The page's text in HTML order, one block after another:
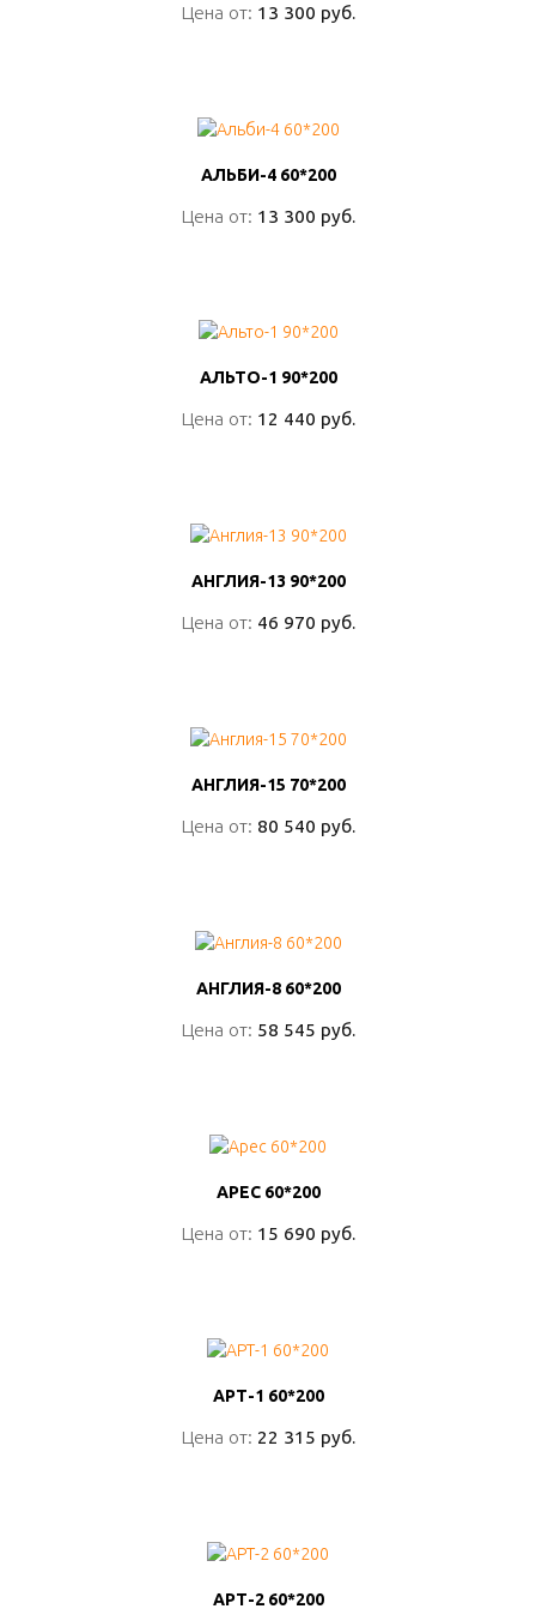
Цена от: 13 300 руб.
Цена от: 13 300 руб.
АЛЬБИ-4 60*200
Цена от: 13 300 руб.
АЛЬБИ-4 60*200
Цена от: 13 300 руб.
АЛЬТО-1 90*200
Цена от: 12 440 руб.
АЛЬТО-1 90*200
Цена от: 12 440 руб.
АНГЛИЯ-13 90*200
Цена от: 46 970 руб.
АНГЛИЯ-13 90*200
Цена от: 46 970 руб.
АНГЛИЯ-15 70*200
Цена от: 80 540 руб.
АНГЛИЯ-15 70*200
Цена от: 80 540 руб.
АНГЛИЯ-8 60*200
Цена от: 58 545 руб.
АНГЛИЯ-8 60*200
Цена от: 58 545 руб.
АРЕС 60*200
Цена от: 15 690 руб.
АРЕС 60*200
Цена от: 15 690 руб.
АРТ-1 60*200
Цена от: 22 315 руб.
АРТ-1 60*200
Цена от: 22 315 руб.
АРТ-2 60*200
АРТ-2 60*200